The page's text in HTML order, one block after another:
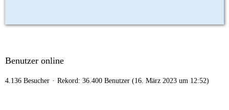
Benutzer online
4.136 Besucher Rekord: 36.400 Benutzer (16. März 2023 um 12:52)